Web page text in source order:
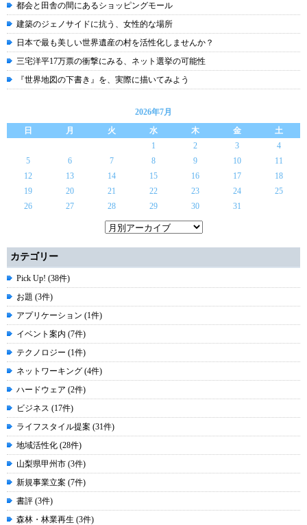
都会と田舎の間にあるショッピングモール
建築のジェノサイドに抗う、女性的な場所
日本で最も美しい世界遺産の村を活性化しませんか？
三宅洋平17万票の衝撃にみる、ネット選挙の可能性
『世界地図の下書き』を、実際に描いてみよう
2026年7月
日
月 火 水 木 金
土
1
2 3
4
5
6 7 8 9 10
11
12
13 14 15 16 17
18
19
20 21 22 23 24
25
26
27 28 29 30 31
カテゴリー
Pick Up! (38件)
お題 (3件)
アプリケーション (1件)
イベント案内 (7件)
テクノロジー (1件)
ネットワーキング (4件)
ハードウェア (2件)
ビジネス (17件)
ライフスタイル提案 (31件)
地域活性化 (28件)
山梨県甲州市 (3件)
新規事業立案 (7件)
書評 (3件)
森林・林業再生 (3件)